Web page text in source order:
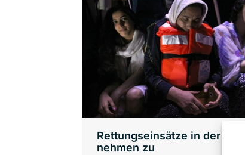
Rettungseinsätze in der
nehmen zu